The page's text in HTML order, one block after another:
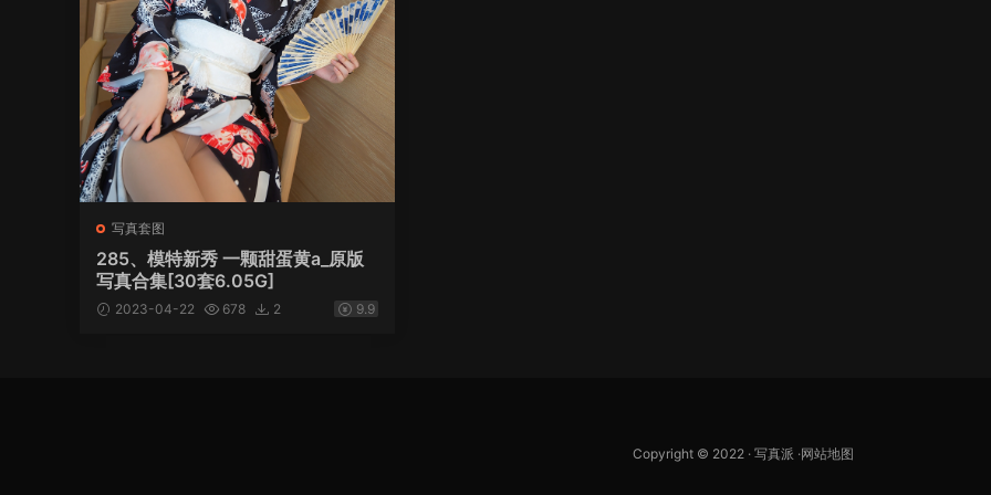
写真套图
285、模特新秀 一颗甜蛋黄a_原版
写真合集[30套6.05G]
2023-04-22 678 2 9.9
Copyright © 2022 · 写真派 ·网站地图